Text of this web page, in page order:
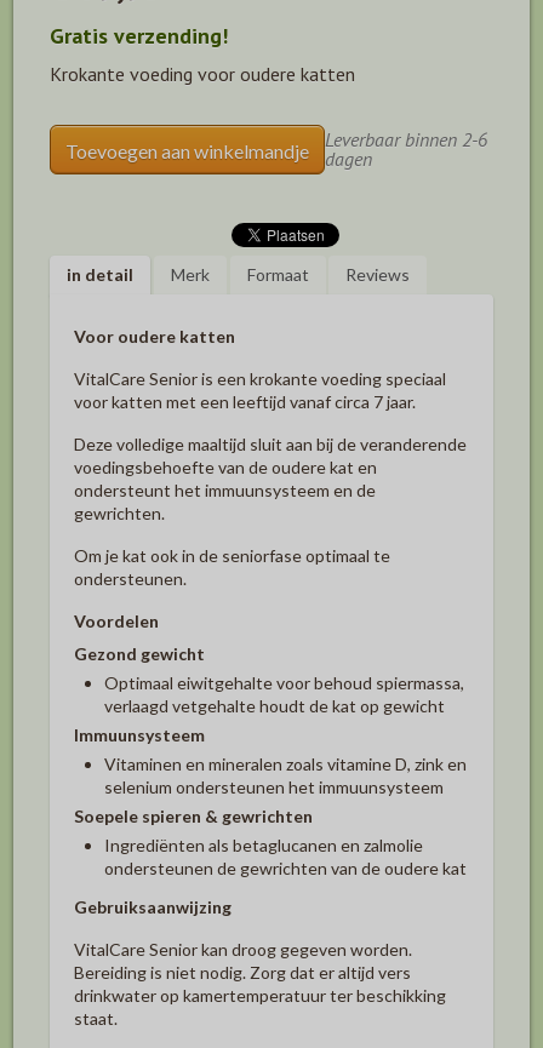
Gratis verzending!
Krokante voeding voor oudere katten
Toevoegen aan winkelmandje
Leverbaar binnen 2-6
dagen
in detail Merk Formaat Reviews
Voor oudere katten
VitalCare Senior is een krokante voeding speciaal
voor katten met een leeftijd vanaf circa 7 jaar.
Deze volledige maaltijd sluit aan bij de veranderende
voedingsbehoefte van de oudere kat en
ondersteunt het immuunsysteem en de
gewrichten.
Om je kat ook in de seniorfase optimaal te
ondersteunen.
Voordelen
Gezond gewicht
Optimaal eiwitgehalte voor behoud spiermassa,
verlaagd vetgehalte houdt de kat op gewicht
Immuunsysteem
Vitaminen en mineralen zoals vitamine D, zink en
selenium ondersteunen het immuunsysteem
Soepele spieren & gewrichten
Ingrediënten als betaglucanen en zalmolie
ondersteunen de gewrichten van de oudere kat
Gebruiksaanwijzing
VitalCare Senior kan droog gegeven worden.
Bereiding is niet nodig. Zorg dat er altijd vers
drinkwater op kamertemperatuur ter beschikking
staat.